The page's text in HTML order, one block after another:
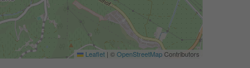
Leaflet | ©OpenStreetMapContributors